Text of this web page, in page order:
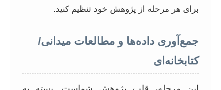
برای هر مرحله از پژوهش خود تنظیم کنید.
جمع‌آوری داده‌ها و مطالعات میدانی/
کتابخانه‌ای